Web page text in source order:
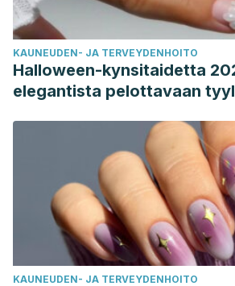
KAUNEUDEN- JA TERVEYDENHOITO
Halloween-kynsitaidetta
elegantista pelottavaan
KAUNEUDEN- JA TERVEYDENHOITO